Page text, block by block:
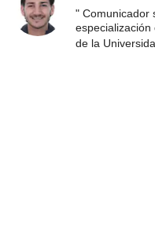
" Comunicador
de la